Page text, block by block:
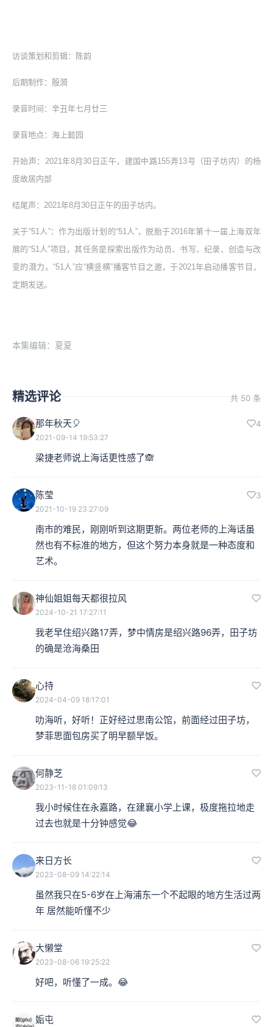
访谈策划和剪辑：陈韵
后期制作：殷漪
录音时间：辛丑年七月廿三
录音地点：海上懿园
开始声：2021年8月30日正午，建国中路155弄13号（田子坊内）的杨
度故居内部
结尾声：2021年8月30日正午的田子坊内。
关于“51人”：作为出版计划的“51人”，脱胎于2016年第十一届上海双年
展的“51人”项目，其任务是探索出版作为动员、书写、纪录、创造与改
变的潜力。“51人”应“横竖横”播客节目之邀，于2021年启动播客节目，
定期发送。
本集编辑：夏夏
精选评论 共 50 条
那年秋天🎈 4
2021-09-14 19:53:27
梁捷老师说上海话更性感了🙈
陈莹 3
2021-10-19 23:27:09
南市的难民，刚刚听到这期更新。两位老师的上海话虽
然也有不标准的地方，但这个努力本身就是一种态度和
艺术。
神仙姐姐每天都很拉风
2024-10-21 17:27:11
我老早住绍兴路17弄，梦中情房是绍兴路96弄，田子坊
的确是沧海桑田
心持
2024-04-09 18:17:01
叻海听，好听！正好经过思南公馆，前面经过田子坊，
梦菲思面包房买了明早额早饭。
何静芝
2023-11-18 01:09:13
我小时候住在永嘉路，在建襄小学上课，极度拖拉地走
过去也就是十分钟感觉😂
来日方长
2023-08-09 14:22:14
虽然我只在5-6岁在上海浦东一个不起眼的地方生活过两
年 居然能听懂不少
大懒堂
2023-08-06 19:25:22
好吧，听懂了一成。😂
姤屯